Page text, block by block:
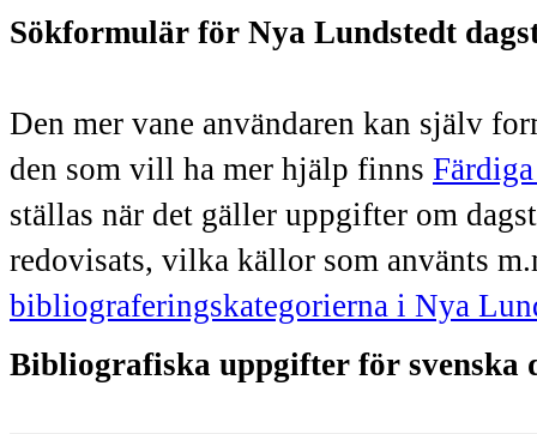
Sökformulär för Nya Lundstedt
Den mer vane användaren kan själv
den som vill ha mer hjälp finns
ställas när det gäller uppgifter om
redovisats, vilka källor som använts
bibliograferingskategorierna i Nya
Bibliografiska uppgifter för svenska